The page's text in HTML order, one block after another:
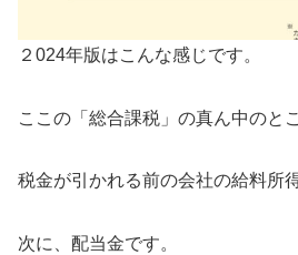
２024年版はこんな感じです。
ここの「総合課税」の真ん中のと
税金が引かれる前の会社の給料所
次に、配当金です。